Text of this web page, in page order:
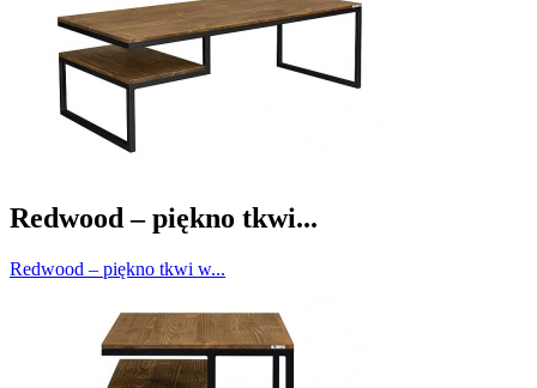
Redwood – piękno tkwi...
Redwood – piękno tkwi w...